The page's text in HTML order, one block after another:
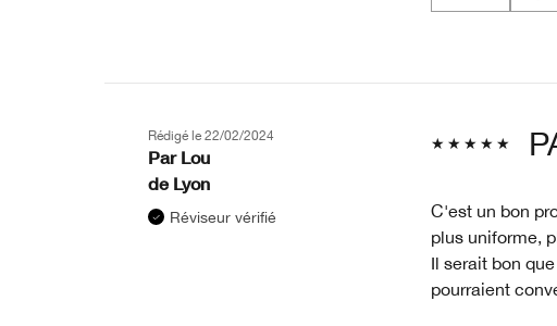
Rédigé le 22/02/2024
Par Lou
de Lyon
Réviseur vérifié
C'est un bon
plus uniforme,
Il serait bon
pourraient